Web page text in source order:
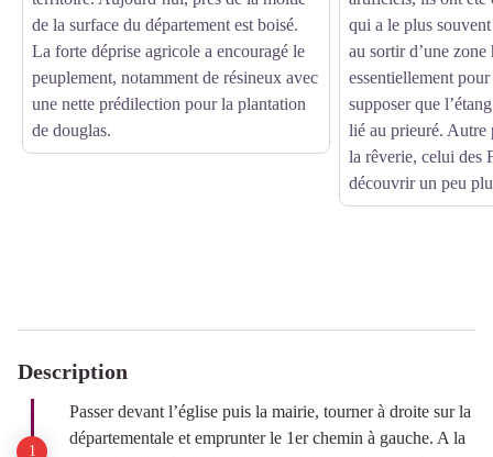
de la surface du département est boisé.
La forte déprise agricole a encouragé le
peuplement, notamment de résineux avec
une nette prédilection pour la plantation
de douglas.
qui a le plus
au sortir d’une zone
essentiellement
supposer que
lié au prieuré. Autre
la rêverie, celui des
découvrir un peu
Description
Passer devant l’église puis la mairie, tourner à droite sur la
départementale et emprunter le 1er chemin à gauche. A la